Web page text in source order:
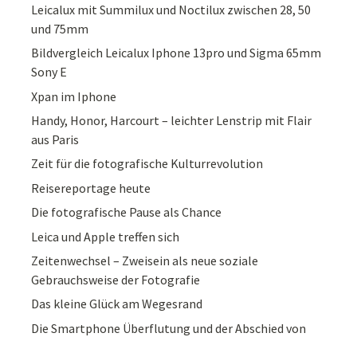
Leicalux mit Summilux und Noctilux zwischen 28, 50
und 75mm
Bildvergleich Leicalux Iphone 13pro und Sigma 65mm
Sony E
Xpan im Iphone
Handy, Honor, Harcourt – leichter Lenstrip mit Flair
aus Paris
Zeit für die fotografische Kulturrevolution
Reisereportage heute
Die fotografische Pause als Chance
Leica und Apple treffen sich
Zeitenwechsel – Zweisein als neue soziale
Gebrauchsweise der Fotografie
Das kleine Glück am Wegesrand
Die Smartphone Überflutung und der Abschied von